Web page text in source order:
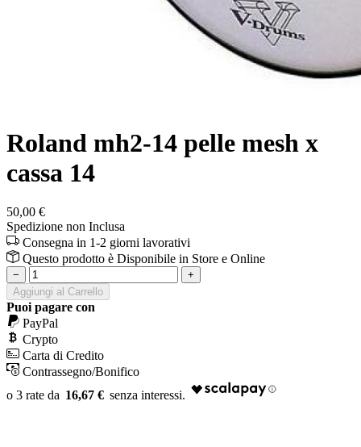
Roland mh2-14 pelle mesh x
cassa 14
50,00 €
Spedizione non Inclusa
Consegna in 1-2 giorni lavorativi
Questo prodotto è Disponibile in Store e Online
−
+
Aggiungi al Carrello
Puoi pagare con
PayPal
Crypto
Carta di Credito
Contrassegno/Bonifico
16,67 €